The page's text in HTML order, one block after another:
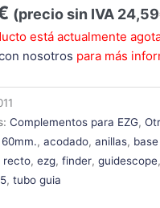
(precio sin IVA 24,59
está actualmente
nosotros para más
Complementos para EZG,
60mm.,acodado,anillas,
recto,ezg,finder,guidescope
,tubo guia